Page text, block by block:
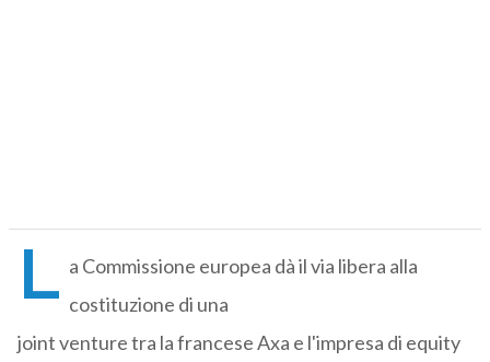
L a Commissione europea dà il via libera alla
costituzione di una
joint venture tra la francese Axa e l'impresa di equity